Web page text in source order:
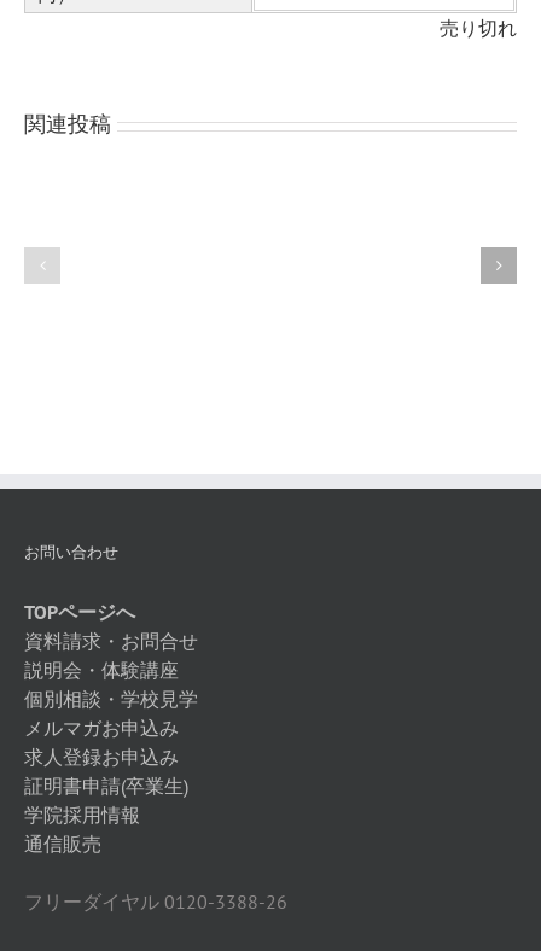
売り切れ
関連投稿
お問い合わせ
TOPページへ
資料請求・お問合せ
説明会・体験講座
個別相談・学校見学
メルマガお申込み
求人登録お申込み
証明書申請(卒業生)
学院採用情報
通信販売
フリーダイヤル 0120-3388-26